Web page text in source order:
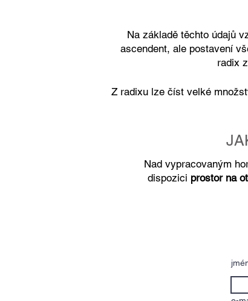
(co nejpřesnější,
Na základě těchto údajů
ascendent, ale postavení
radix
Z radixu lze číst velké
Nad vypracovaným
dispozici prostor na